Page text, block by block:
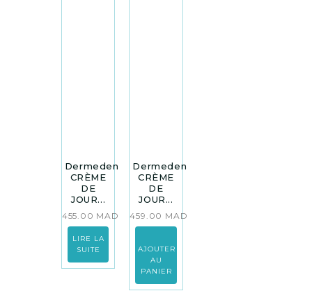
Dermeden
CRÈME
DE
JOUR...
455.00 MAD
LIRE LA
SUITE
Dermeden
CRÈME
DE
JOUR...
459.00 MAD
AJOUTER
AU
PANIER